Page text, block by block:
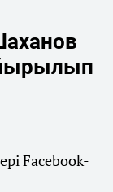
Facebook-